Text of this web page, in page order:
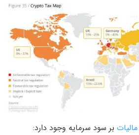
مالیات بر سود سرمایه وجود دارد: